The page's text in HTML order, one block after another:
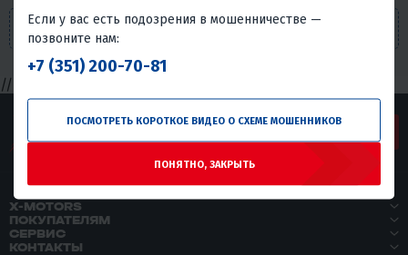
В этой категории пока нет товаров
// //
X-MOTORS
ПОКУПАТЕЛЯМ
СЕРВИС
КОНТАКТЫ
Если у вас есть подозрения в мошенничестве —
позвоните нам:
+7 (351) 200-70-81
ПОСМОТРЕТЬ КОРОТКОЕ ВИДЕО О СХЕМЕ МОШЕННИКОВ
ПОНЯТНО, ЗАКРЫТЬ